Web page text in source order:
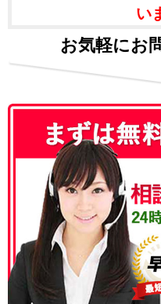
い
お気軽にお
050-